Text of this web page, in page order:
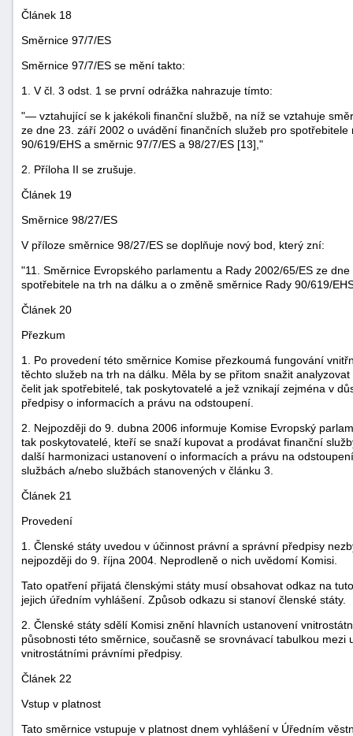
Článek 18
Směrnice 97/7/ES
Směrnice 97/7/ES se mění takto:
1. V čl. 3 odst. 1 se první odrážka nahrazuje tímto:
"— vztahující se k jakékoli finanční službě, na níž se vztahuje
ze dne 23. září 2002 o uvádění finančních služeb pro
90/619/EHS a směrnic 97/7/ES a 98/27/ES [13],"
2. Příloha II se zrušuje.
Článek 19
Směrnice 98/27/ES
V příloze směrnice 98/27/ES se doplňuje nový bod, který zní:
"11. Směrnice Evropského parlamentu a Rady 2002/65/ES ze
spotřebitele na trh na dálku a o změně směrnice Rady 90/619/
Článek 20
Přezkum
1. Po provedení této směrnice Komise přezkoumá fungování
těchto služeb na trh na dálku. Měla by se přitom snažit
čelit jak spotřebitelé, tak poskytovatelé a jež vznikají zejména v
předpisy o informacích a právu na odstoupení.
2. Nejpozději do 9. dubna 2006 informuje Komise Evropský
tak poskytovatelé, kteří se snaží kupovat a prodávat finanční
další harmonizaci ustanovení o informacích a právu na
službách a/nebo službách stanovených v článku 3.
Článek 21
Provedení
1. Členské státy uvedou v účinnost právní a správní předpisy
nejpozději do 9. října 2004. Neprodleně o nich uvědomí Komisi.
Tato opatření přijatá členskými státy musí obsahovat odkaz na
jejich úředním vyhlášení. Způsob odkazu si stanoví členské státy.
2. Členské státy sdělí Komisi znění hlavních ustanovení
působnosti této směrnice, současně se srovnávací tabulkou
vnitrostátními právními předpisy.
Článek 22
Vstup v platnost
Tato směrnice vstupuje v platnost dnem vyhlášení v Úředním